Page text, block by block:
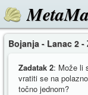
Bojanja - Lanac 2 -
Zadatak 2: Može li
vratiti se na
točno jednom?